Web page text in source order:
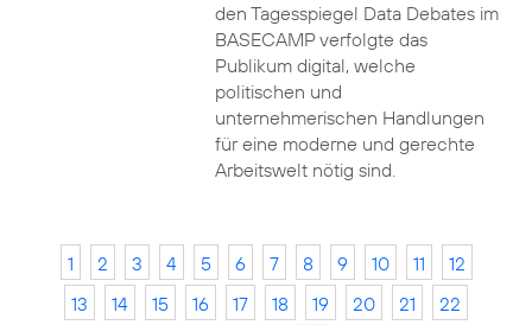
den Tagesspiegel Data Debates im
BASECAMP verfolgte das
Publikum digital, welche
politischen und
unternehmerischen Handlungen
für eine moderne und gerechte
Arbeitswelt nötig sind.
1 2 3 4 5 6 7 8 9 10 11
12
13
14 15 16 17 18 19 20 21
22